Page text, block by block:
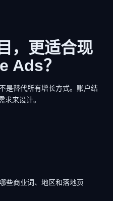
，更适合现
Ads？
是替代所有增长方式。账户结
求来设计。
些商业词、地区和落地页